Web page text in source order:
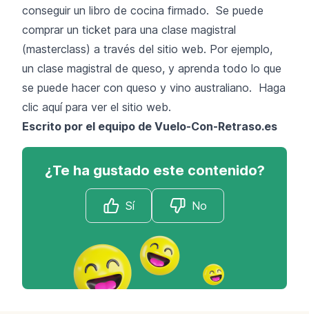
conseguir un libro de cocina firmado. Se puede
comprar un ticket para una clase magistral
(masterclass) a través del sitio web. Por ejemplo,
un clase magistral de queso, y aprenda todo lo que
se puede hacer con queso y vino australiano. Haga
clic aquí para ver el sitio web.
Escrito por el equipo de Vuelo-Con-Retraso.es
¿Te ha gustado este contenido?
Sí No